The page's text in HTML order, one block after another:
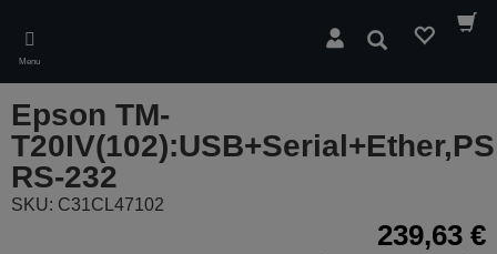
main
content
Menu
Pesquisar
Epson TM-
RS-232
SKU: C31CL47102
239,63 €